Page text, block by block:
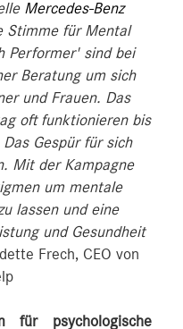
Mercedes-Benz
Stimme für Mental
Performer' sind bei
Beratung um sich
und Frauen. Das
oft funktionieren bis
Gespür für sich
Mit der Kampagne
um mentale
lassen und eine
und Gesundheit
Frech, CEO von
für psychologische